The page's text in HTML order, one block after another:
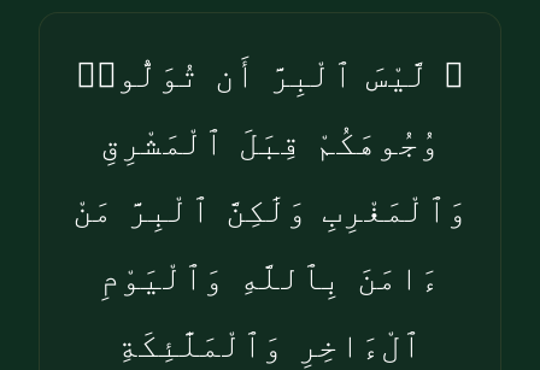
۞ لَّيْسَ ٱلْبِرَّ أَن تُوَلُّوا۟
وُجُوهَكُمْ قِبَلَ ٱلْمَشْرِقِ
وَٱلْمَغْرِبِ وَلَٰكِنَّ ٱلْبِرَّ مَنْ
ءَامَنَ بِٱللَّهِ وَٱلْيَوْمِ
ٱلْءَاخِرِ وَٱلْمَلَٰٓئِكَةِ